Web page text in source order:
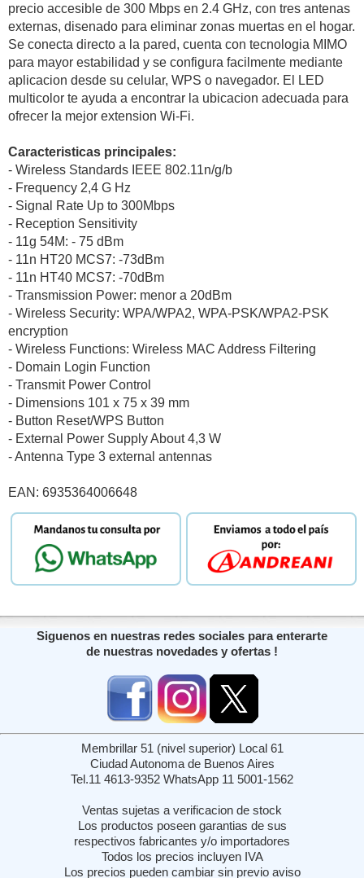
precio accesible de 300 Mbps en 2.4 GHz, con tres antenas
externas, disenado para eliminar zonas muertas en el hogar.
Se conecta directo a la pared, cuenta con tecnologia MIMO
para mayor estabilidad y se configura facilmente mediante
aplicacion desde su celular, WPS o navegador. El LED
multicolor te ayuda a encontrar la ubicacion adecuada para
ofrecer la mejor extension Wi-Fi.
Caracteristicas principales:
- Wireless Standards IEEE 802.11n/g/b
- Frequency 2,4 G Hz
- Signal Rate Up to 300Mbps
- Reception Sensitivity
- 11g 54M: - 75 dBm
- 11n HT20 MCS7: -73dBm
- 11n HT40 MCS7: -70dBm
- Transmission Power: menor a 20dBm
- Wireless Security: WPA/WPA2, WPA-PSK/WPA2-PSK
encryption
- Wireless Functions: Wireless MAC Address Filtering
- Domain Login Function
- Transmit Power Control
- Dimensions 101 x 75 x 39 mm
- Button Reset/WPS Button
- External Power Supply About 4,3 W
- Antenna Type 3 external antennas
EAN: 6935364006648
Siguenos en nuestras redes sociales para enterarte
de nuestras novedades y ofertas !
Membrillar 51 (nivel superior) Local 61
Ciudad Autonoma de Buenos Aires
Tel.11 4613-9352 WhatsApp 11 5001-1562
Ventas sujetas a verificacion de stock
Los productos poseen garantias de sus
respectivos fabricantes y/o importadores
Todos los precios incluyen IVA
Los precios pueden cambiar sin previo aviso